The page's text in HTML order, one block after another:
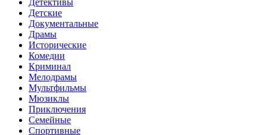
Детективы
Детские
Документальные
Драмы
Исторические
Комедии
Криминал
Мелодрамы
Мультфильмы
Мюзиклы
Приключения
Семейные
Спортивные